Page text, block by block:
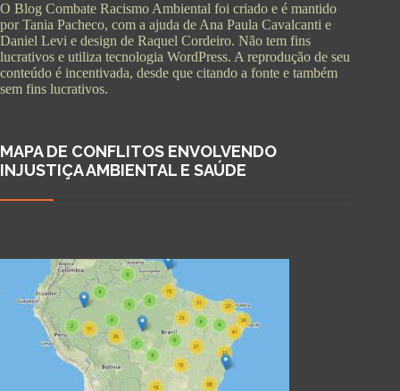
O Blog Combate Racismo Ambiental foi criado e é mantido
por Tania Pacheco, com a ajuda de Ana Paula Cavalcanti e
Daniel Levi e design de Raquel Cordeiro. Não tem fins
lucrativos e utiliza tecnologia WordPress. A reprodução de seu
conteúdo é incentivada, desde que citando a fonte e também
sem fins lucrativos.
MAPA DE CONFLITOS ENVOLVENDO
INJUSTIÇA AMBIENTAL E SAÚDE